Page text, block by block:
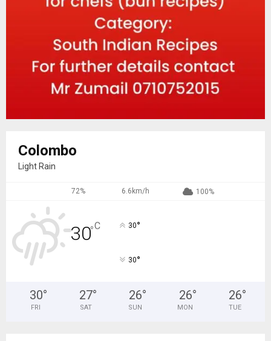
Colombo
Light Rain
72% 6.6km/h 100%
30°C 30°
30°
30°
FRI
27°
SAT
26°
SUN
26°
MON
26°
TUE